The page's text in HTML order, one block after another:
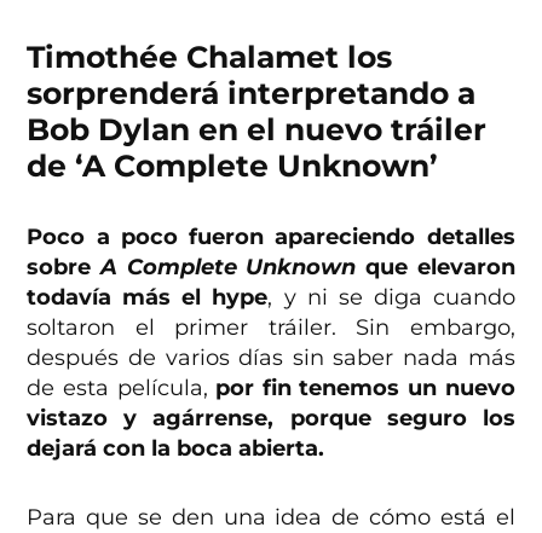
Timothée Chalamet los
sorprenderá interpretando a
Bob Dylan en el nuevo tráiler
de ‘A Complete Unknown’
Poco a poco fueron apareciendo detalles
sobreA Complete Unknown que elevaron
todavía más el hype, y ni se diga cuando
soltaron el primer tráiler. Sin embargo,
después de varios días sin saber nada más
de esta película, por fin tenemos un nuevo
vistazo y agárrense, porque seguro los
dejará con la boca abierta.
Para que se den una idea de cómo está el